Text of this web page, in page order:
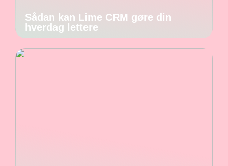
Sådan kan Lime CRM gøre din
hverdag lettere